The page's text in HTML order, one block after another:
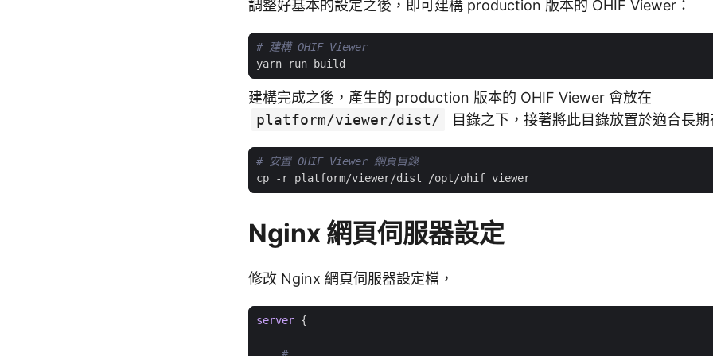
調整好基本的設定之後，即可建構 production 版本的 OHIF Viewer：
# 建構 OHIF Viewer
建構完成之後，產生的 production 版本的 OHIF Viewer 會放在
platform/viewer/dist/
目錄之下，接著將此目錄放置於適合長期
# 安置 OHIF Viewer 網頁目錄
Nginx 網頁伺服器設定
修改 Nginx 網頁伺服器設定檔，
server {